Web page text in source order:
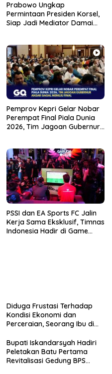
Prabowo Ungkap
Permintaan Presiden Korsel,
Siap Jadi Mediator Damai
Pemprov Kepri Gelar Nobar
Perempat Final Piala Dunia
2026, Tim Jagoan Gubernur
PSSI dan EA Sports FC Jalin
Kerja Sama Eksklusif, Timnas
Indonesia Hadir di Game
Diduga Frustasi Terhadap
Kondisi Ekonomi dan
Perceraian, Seorang Ibu di
Anaknya Sendiri
Bupati Iskandarsyah Hadiri
Peletakan Batu Pertama
Revitalisasi Gedung BPS